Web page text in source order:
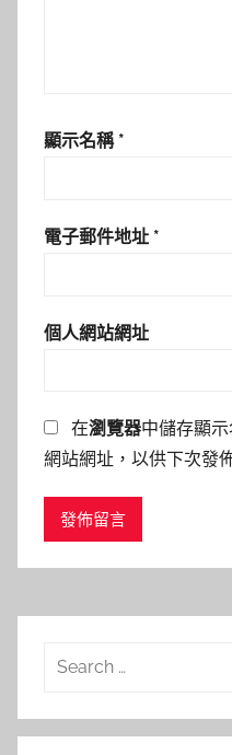
顯示名稱 *
電子郵件地址 *
個人網站網址
在瀏覽器中儲存顯
網站網址，以供下次發
Search